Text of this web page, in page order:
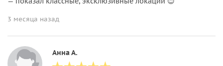
3 месяца назад
Анна А.